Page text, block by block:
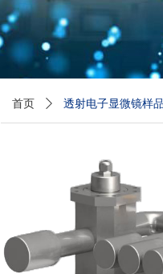
首页 ꄲ 透射电子显微镜样